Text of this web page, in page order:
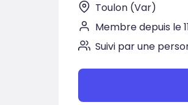
Toulon (Var)
Membre depuis le
Suivi par une